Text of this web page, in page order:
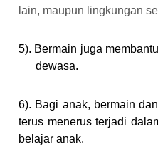
lain, maupun lingkungan
5). Bermain juga
dewasa.
6). Bagi anak, bermain
terus menerus terjadi
belajar anak.